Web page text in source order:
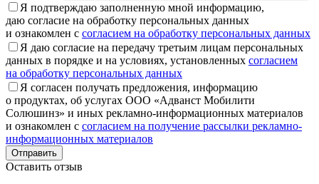
Я подтверждаю заполненную мной информацию,
даю согласие на обработку персональных данных
и ознакомлен с согласием на обработку персональных данных
Я даю согласие на передачу третьим лицам персональных
данных в порядке и на условиях, установленных согласием
на обработку персональных данных
Я согласен получать предложения, информацию
о продуктах, об услугах ООО «Адванст Мобилити
Солюшинз» и иных рекламно-информационных материалов
и ознакомлен с согласием на получение рассылки рекламно-
информационных материалов
Отправить
Оставить отзыв